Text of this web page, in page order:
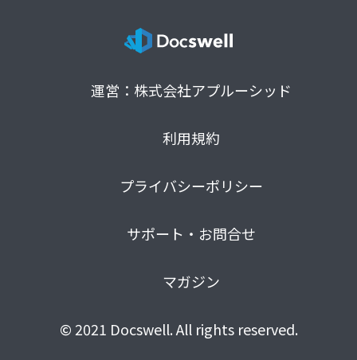
運営：株式会社アプルーシッド
利用規約
プライバシーポリシー
サポート・お問合せ
マガジン
© 2021 Docswell. All rights reserved.